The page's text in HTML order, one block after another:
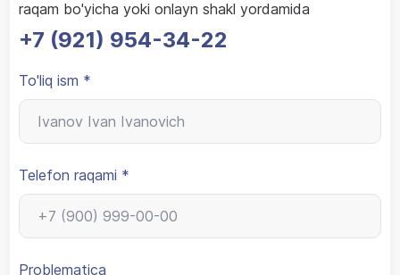
raqam bo'yicha yoki onlayn shakl yordamida
+7 (921) 954-34-22
To'liq ism *
Telefon raqami *
Problematica